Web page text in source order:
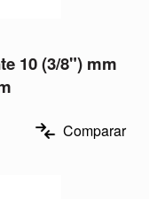
10 (3/8") mm
Comparar